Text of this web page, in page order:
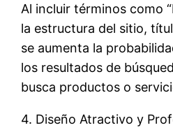
Al incluir términos como
la estructura del sitio,
se aumenta la
los resultados de
busca productos o
4. Diseño Atractivo y